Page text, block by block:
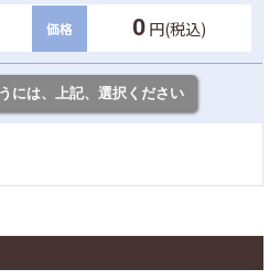
価格 0 円(税込)